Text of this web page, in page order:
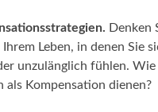
Denken
Leben, in denen Sie
unzulänglich fühlen.
als Kompensation dienen?